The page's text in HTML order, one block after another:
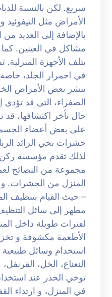
سريع. لكن بالنسبة
الأمراض مثل التيفوئيد
بالإضافة إلى العديد
مشاكل في العينين.
يتلف الأجهزة
في احمرار الجلد،
ينشر بعض الأمراض
الصفراء، التي قد
حال تأخر اكتشافها،
على بعض أعضاء
لذلك تقدم مؤسسة ركن
مجموعة من النصائح
المنزل من الحشرات. و
– حيث القيام بتنظيف
مطهر إلى سائل
لفترات طويلة داخل
الأطعمة مكشوفة و
استخدام وسائل
النعناع، الخل،
توخي الحذر عند
في المنزل، و ارتداء